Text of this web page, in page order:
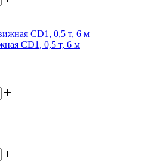
CD1, 0,5 т, 6 м